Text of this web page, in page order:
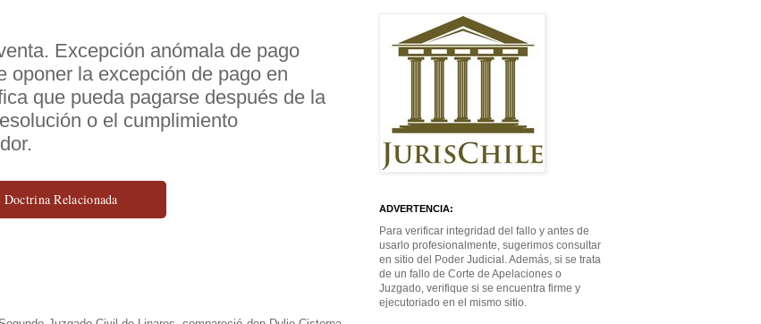
Excepción anómala de pago
oponer la excepción de pago en
que pueda pagarse después de la
o el cumplimiento
Doctrina Relacionada
ADVERTENCIA:
Para verificar integridad del fallo y antes de
usarlo profesionalmente, sugerimos consultar
en sitio del Poder Judicial. Además, si se trata
de un fallo de Corte de Apelaciones o
Juzgado, verifique si se encuentra firme y
ejecutoriado en el mismo sitio.